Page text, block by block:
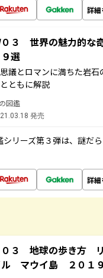
詳細
３ 世界の魅力的な
９選
議とロマンに満ちた岩石
ともに解説
図鑑
発売
シリーズ第３弾は、謎だ
詳細
０３ 地球の歩き方
マウイ島 ２０１